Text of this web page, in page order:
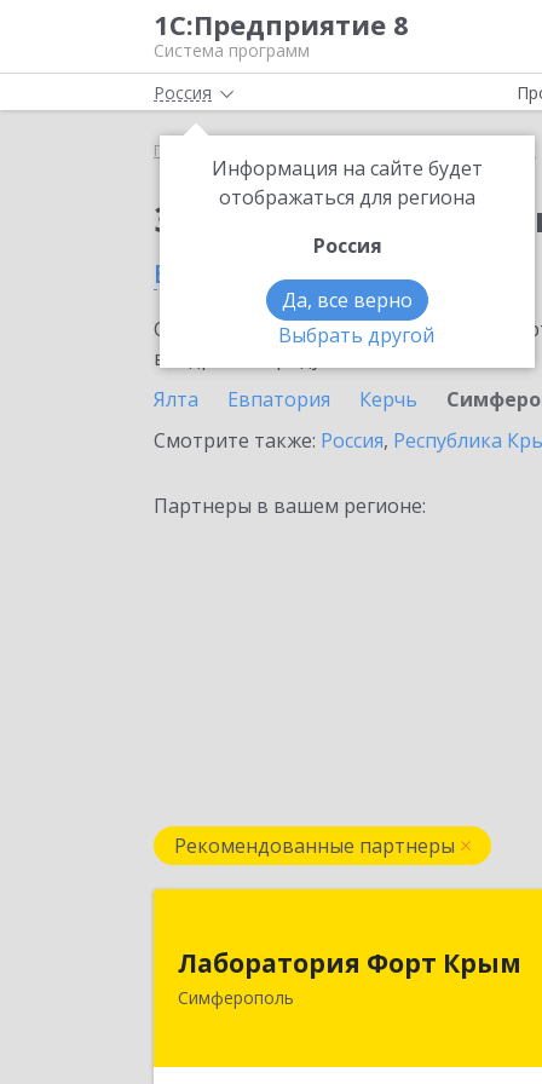
1С:Предприятие 8
Система программ
Россия
Информация на сайте будет
отображаться для региона
Россия
Да, все верно
Выбрать другой
Главная
Заказать
в Симферополе
Ознакомьтесь с информационными
внедрение продукта.
Ялта
Евпатория Керчь
Смотрите также: Россия, Республика
Партнеры в вашем регионе:
Рекомендованные партнеры
Лаборатория Форт Крым
Симферополь
295034, Крым Респ, Симферополь г,
Киевская ул, дом № 79, оф.902